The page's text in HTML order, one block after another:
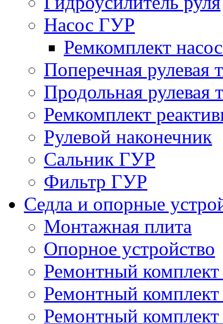
Насос ГУР
Ремкомплект
Поперечная рулевая
Продольная рулевая
Ремкомплект
Рулевой наконечник
Сальник ГУР
Фильтр ГУР
Седла и опорные
Монтажная плита
Опорное устройство
Ремонтный комплект
Ремонтный
Ремонтный комплект